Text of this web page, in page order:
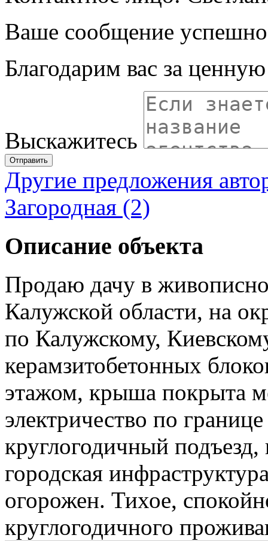
Ваше сообщение успешно
Благодарим вас за
Выскажитесь
Отправить
Другие предложения
Загородная (2)
Описание объекта
Продаю дачу в
Калужской области, на
по Калужскому,
керамзитобетонных
этажом, крыша покрыта
электричество по
круглогодичный
городская
огорожен. Тихое,
круглогодичного